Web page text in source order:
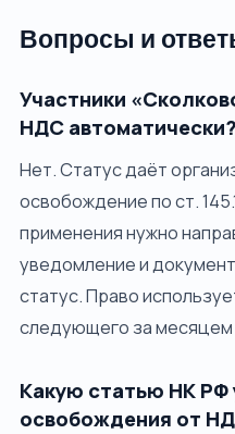
Вопросы и
Участники
НДС автоматически?
Нет. Статус даёт
освобождение по ст.
применения нужно
уведомление и
статус. Право
следующего за месяцем
Какую статью НК РФ
освобождения от